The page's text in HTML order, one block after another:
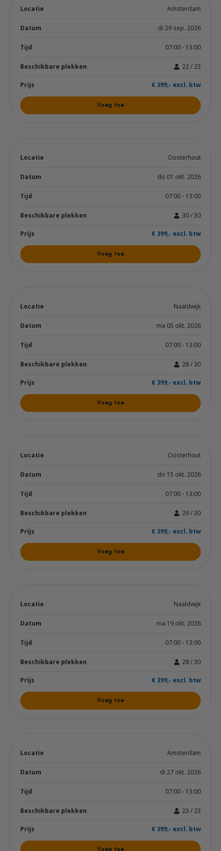
Amsterdam
di 29 sep. 2026
07:00 - 13:00
22 / 23
€ 399,- excl. btw
Voeg toe
Oosterhout
do 01 okt. 2026
07:00 - 13:00
30 / 30
€ 399,- excl. btw
Voeg toe
Naaldwijk
ma 05 okt. 2026
07:00 - 13:00
28 / 30
€ 399,- excl. btw
Voeg toe
Oosterhout
do 15 okt. 2026
07:00 - 13:00
29 / 30
€ 399,- excl. btw
Voeg toe
Naaldwijk
ma 19 okt. 2026
07:00 - 13:00
28 / 30
€ 399,- excl. btw
Voeg toe
Amsterdam
di 27 okt. 2026
07:00 - 13:00
23 / 23
€ 399,- excl. btw
Voeg toe